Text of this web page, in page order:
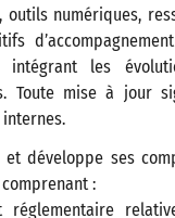
numériques,
intégrant les
Toute mise à jour
développe ses
: